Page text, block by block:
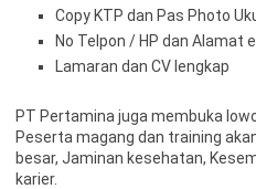
Copy KTP dan Pas Photo
No Telpon / HP dan Alamat
Lamaran dan CV lengkap
PT Pertamina juga membuka
Peserta magang dan training
besar, Jaminan kesehatan,
karier.